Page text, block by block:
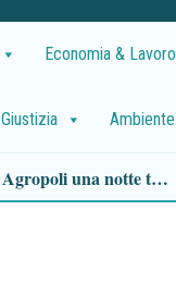
Economia & Lavoro
Ambiente